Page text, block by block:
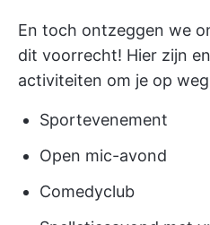
En toch ontzeggen we
dit voorrecht! Hier zijn
activiteiten om je op
Sportevenement
Open mic-avond
Comedyclub